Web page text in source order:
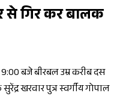
से गिर कर बालक
9:00 बजे बीरबल उम्र करीब दस
खरवार पुत्र स्वर्गीय गोपाल